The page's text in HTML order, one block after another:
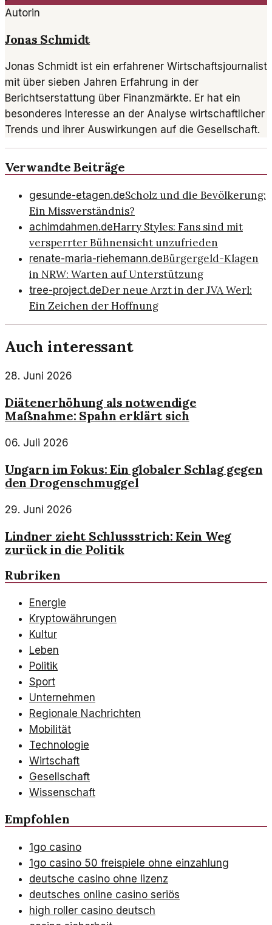
Autorin
Jonas Schmidt
Jonas Schmidt ist ein erfahrener Wirtschaftsjournalist
mit über sieben Jahren Erfahrung in der
Berichtserstattung über Finanzmärkte. Er hat ein
besonderes Interesse an der Analyse wirtschaftlicher
Trends und ihrer Auswirkungen auf die Gesellschaft.
Verwandte Beiträge
gesunde-etagen.deScholz und die Bevölkerung:
Ein Missverständnis?
achimdahmen.deHarry Styles: Fans sind mit
versperrter Bühnensicht unzufrieden
renate-maria-riehemann.deBürgergeld-Klagen
in NRW: Warten auf Unterstützung
tree-project.deDer neue Arzt in der JVA Werl:
Ein Zeichen der Hoffnung
Auch interessant
28. Juni 2026
Diätenerhöhung als notwendige
Maßnahme: Spahn erklärt sich
06. Juli 2026
Ungarn im Fokus: Ein globaler Schlag gegen
den Drogenschmuggel
29. Juni 2026
Lindner zieht Schlussstrich: Kein Weg
zurück in die Politik
Rubriken
Energie
Kryptowährungen
Kultur
Leben
Politik
Sport
Unternehmen
Regionale Nachrichten
Mobilität
Technologie
Wirtschaft
Gesellschaft
Wissenschaft
Empfohlen
1go casino
1go casino 50 freispiele ohne einzahlung
deutsche casino ohne lizenz
deutsches online casino seriös
high roller casino deutsch